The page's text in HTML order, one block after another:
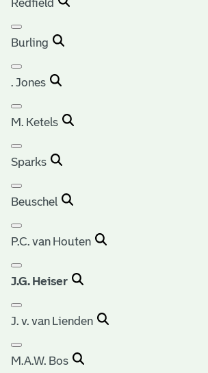
Redfield
Burling
. Jones
M. Ketels
Sparks
Beuschel
P.C. van Houten
J.G. Heiser
J. v. van Lienden
M.A.W. Bos